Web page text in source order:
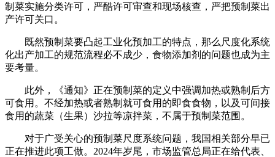
制菜实施分类许可，严酷许可审查和现场核查，严把预制菜出
产许可关口。
既然预制菜要凸起工业化预加工的特点，那么尺度化系统
化出产加工的规范流程必不成少，食物添加剂的问题也成为主
要考量。
此外，《通知》正在预制菜的定义中强调加热或熟制后方
可食用。不经加热或者熟制就可食用的即食食物，以及可间接
食用的蔬菜（生果）沙拉等凉拌菜，不属于预制菜范围。
对于广受关心的预制菜尺度系统问题，我国相关部分早已
正在推进此项工做。2024年岁尾，市场监管总局正在给代表、